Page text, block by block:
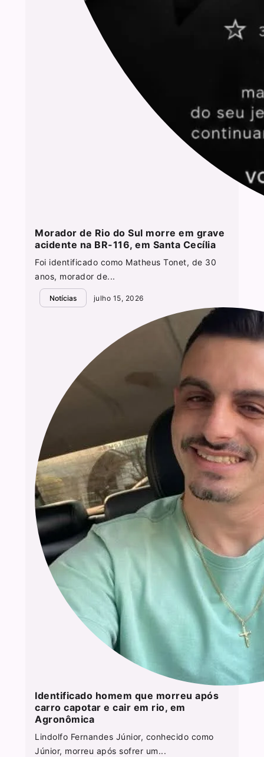
Morador de Rio do Sul morre em grave
acidente na BR-116, em Santa Cecília
Foi identificado como Matheus Tonet, de 30
anos, morador de...
Notícias julho 15, 2026
Identificado homem que morreu após
carro capotar e cair em rio, em
Agronômica
Lindolfo Fernandes Júnior, conhecido como
Júnior, morreu após sofrer um...